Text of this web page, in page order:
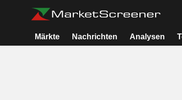
Märkte Nachrichten Analysen